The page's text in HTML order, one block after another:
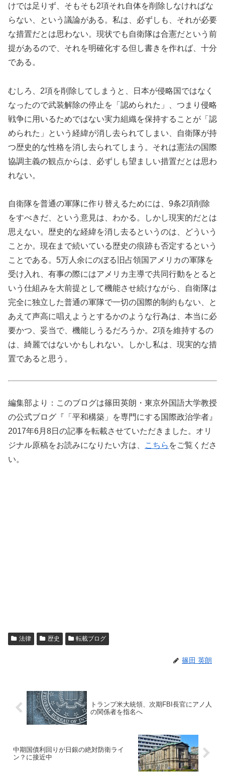
けでは足りず、そもそも2項それ自体を削除しなければな
らない、という議論がある。私は、必ずしも、それが必要
な措置だとは思わない。現状でも自衛隊は合憲だという前
提があるので、それを明確化する但し書きを作れば、十分
である。
むしろ、2項を削除してしまうと、日本が侵略国ではなく
なったので武装解除の停止を「認められた」、つまり侵略
戦争に用いるためではない実力組織を保持することが「認
められた」という経緯が消し去られてしまい、自衛隊が持
つ歴史的な性格を消し去られてしまう。それは憲法の国際
協調主義の観点からは、必ずしも望ましい措置だとは思わ
れない。
自衛隊を普通の軍隊に作り替えるためには、9条2項削除
をすべきだ、という意見は、わかる。しかし現実的だとは
思えない。歴史的な経緯を消し去るというのは、どういう
ことか。現在まで続いている歴史の痕跡も否定するという
ことである。5万人余にのぼる旧占領国アメリカの軍隊を
受け入れ、有事の際にはアメリカ主導で共同行動をとると
いう仕組みを大前提として機能させ続けながら、自衛隊は
完全に独立した普通の軍隊で一切の国際的制約もない、と
あえて声高に唱えようとするかのような行為は、本当に必
要かつ、妥当で、機能しうるだろうか。2項を維持するの
は、綺麗ではないかもしれない。しかし私は、現実的な措
置であると思う。
編集部より：このブログは篠田英朗・東京外国語大学教授
の公式ブログ『「平和構築」を専門にする国際政治学者』
2017年6月8日の記事を転載させていただきました。オリ
ジナル原稿をお読みになりたい方は、
こちら をご覧くださ
い。
法律 歴史 転載ブログ
篠田 英朗
トランプ米大統領、次期FBI長官にアノ人
の関係者を指名へ
中期国債利回りが日銀の絶対防衛ライ
ン？に接近中